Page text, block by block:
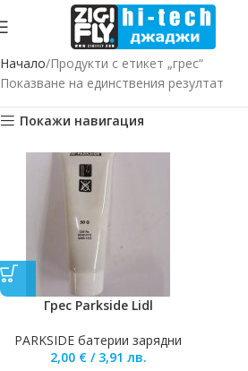
Начало Продукти с етикет „грес“
Показване на единствения резултат
Покажи навигация
Грес Parkside Lidl
PARKSIDE батерии зарядни
2,00 € / 3,91 лв.